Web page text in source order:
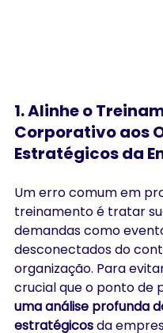
1. Alinhe o
Corporativo aos
Estratégicos da
Um erro comum em
treinamento é tratar
demandas como
desconectados do
organização. Para
crucial que o ponto de
uma análise profunda
estratégicos da